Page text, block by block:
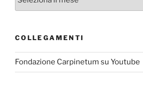
COLLEGAMENTI
Fondazione Carpinetum su Youtube